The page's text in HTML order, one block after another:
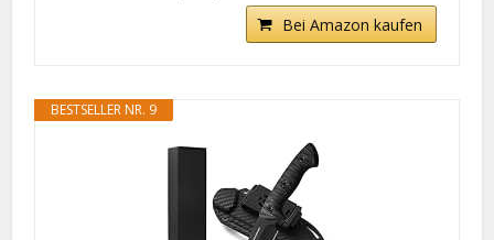
Bei Amazon kaufen
BESTSELLER NR. 9